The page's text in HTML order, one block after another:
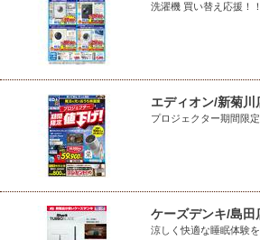
洗濯機 買い替え応援！！
エディオン/新菊川
プロジェクター期間限定
ケーズデンキ/島田
涼しく快適な睡眠体験